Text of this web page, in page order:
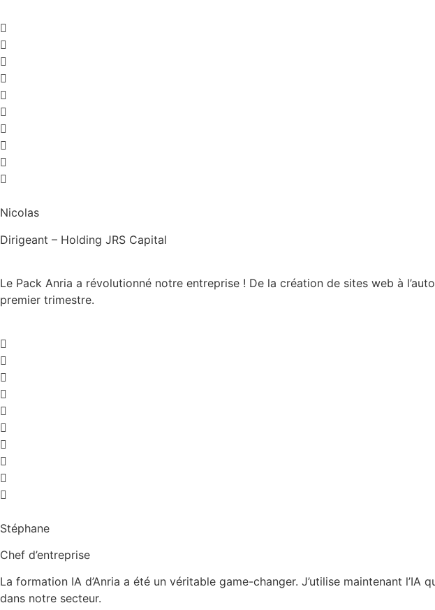
Nicolas
Dirigeant – Holding JRS Capital
Le Pack Anria a révolutionné notre entreprise ! De la création de sites web à
premier trimestre.
Stéphane
Chef d’entreprise
La formation IA d’Anria a été un véritable game-changer. J’utilise maintenant
dans notre secteur.